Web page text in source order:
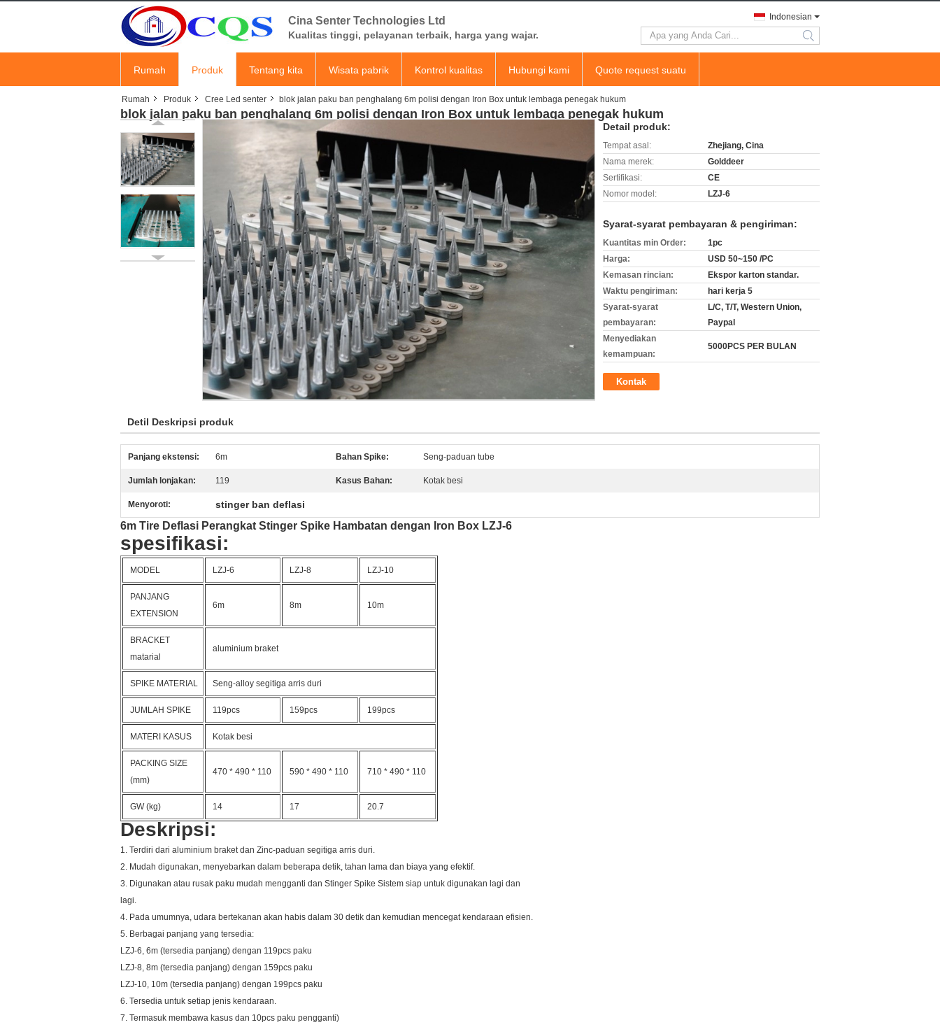
Cina Senter Technologies Ltd
Kualitas tinggi, pelayanan terbaik, harga yang wajar.
Indonesian
search
Rumah Produk Tentang kita Wisata pabrik Kontrol kualitas Hubungi kami Quote request suatu
Rumah Produk Cree Led senter blok jalan paku ban penghalang 6m polisi dengan Iron Box untuk lembaga penegak hukum
blok jalan paku ban penghalang 6m polisi dengan Iron Box untuk lembaga penegak hukum
Detail produk:
Tempat asal:
Zhejiang, Cina
Nama merek:
Golddeer
Sertifikasi:
CE
Nomor model:
LZJ-6
Syarat-syarat pembayaran & pengiriman:
Kuantitas min Order:
1pc
Harga:
USD 50~150 /PC
Kemasan rincian:
Ekspor karton standar.
Waktu pengiriman:
hari kerja 5
Syarat-syarat
pembayaran:
L/C, T/T, Western Union,
Paypal
Menyediakan
kemampuan:
5000PCS PER BULAN
Kontak
Detil Deskripsi produk
Panjang ekstensi: 6m Bahan Spike: Seng-paduan tube
Jumlah lonjakan: 119 Kasus Bahan: Kotak besi
Menyoroti: stinger ban deflasi
6m Tire Deflasi Perangkat Stinger Spike Hambatan dengan Iron Box LZJ-6
spesifikasi:
MODEL LZJ-6 LZJ-8 LZJ-10
PANJANG
EXTENSION
6m 8m 10m
BRACKET
matarial
aluminium braket
SPIKE MATERIAL Seng-alloy segitiga arris duri
JUMLAH SPIKE 119pcs 159pcs 199pcs
MATERI KASUS Kotak besi
PACKING SIZE
(mm)
470 * 490 * 110 590 * 490 * 110 710 * 490 * 110
GW (kg) 14 17 20.7
Deskripsi:
1. Terdiri dari aluminium braket dan Zinc-paduan segitiga arris duri.
2. Mudah digunakan, menyebarkan dalam beberapa detik, tahan lama dan biaya yang efektif.
3. Digunakan atau rusak paku mudah mengganti dan Stinger Spike Sistem siap untuk digunakan lagi dan
lagi.
4. Pada umumnya, udara bertekanan akan habis dalam 30 detik dan kemudian mencegat kendaraan efisien.
5. Berbagai panjang yang tersedia:
LZJ-6, 6m (tersedia panjang) dengan 119pcs paku
LZJ-8, 8m (tersedia panjang) dengan 159pcs paku
LZJ-10, 10m (tersedia panjang) dengan 199pcs paku
6. Tersedia untuk setiap jenis kendaraan.
7. Termasuk membawa kasus dan 10pcs paku pengganti)